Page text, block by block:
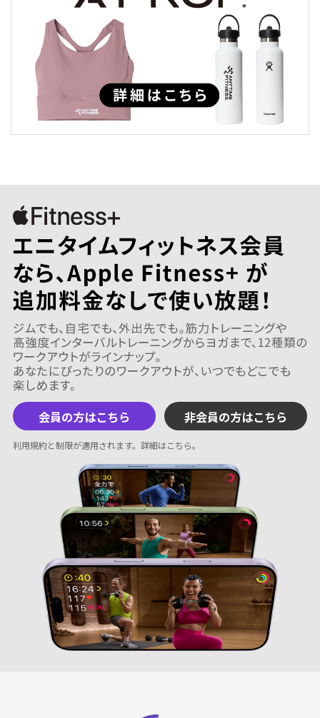
会員の方はこちら 非会員の方はこちら
利用規約と制限が適用されます。 詳細はこちら。